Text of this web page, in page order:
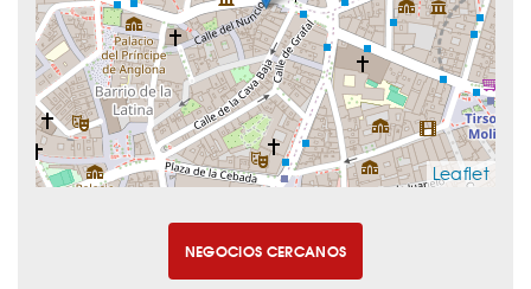
Leaflet
NEGOCIOS CERCANOS